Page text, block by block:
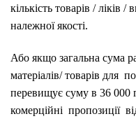
кількість товарів / ліків
належної якості.
Або якщо загальна сума
матеріалів/ товарів для
перевищує суму в 36 000
комерційні пропозиції